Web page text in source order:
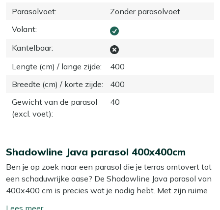
Parasolvoet:
Zonder parasolvoet
Volant:
Kantelbaar:
Lengte (cm) / lange zijde:
400
Breedte (cm) / korte zijde:
400
Gewicht van de parasol
(excl. voet):
40
Shadowline Java parasol 400x400cm
Ben je op zoek naar een parasol die je terras omtovert tot
een schaduwrijke oase? De Shadowline Java parasol van
400x400 cm is precies wat je nodig hebt. Met zijn ruime
Toon/verberg